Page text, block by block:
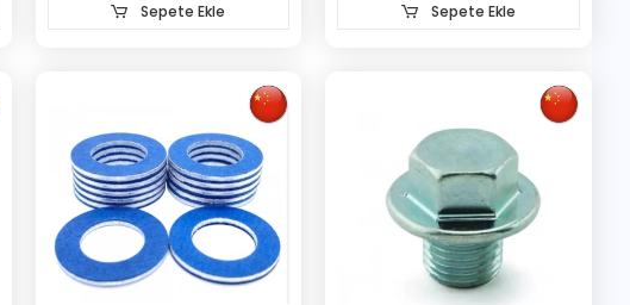
Sepete Ekle Sepete Ekle